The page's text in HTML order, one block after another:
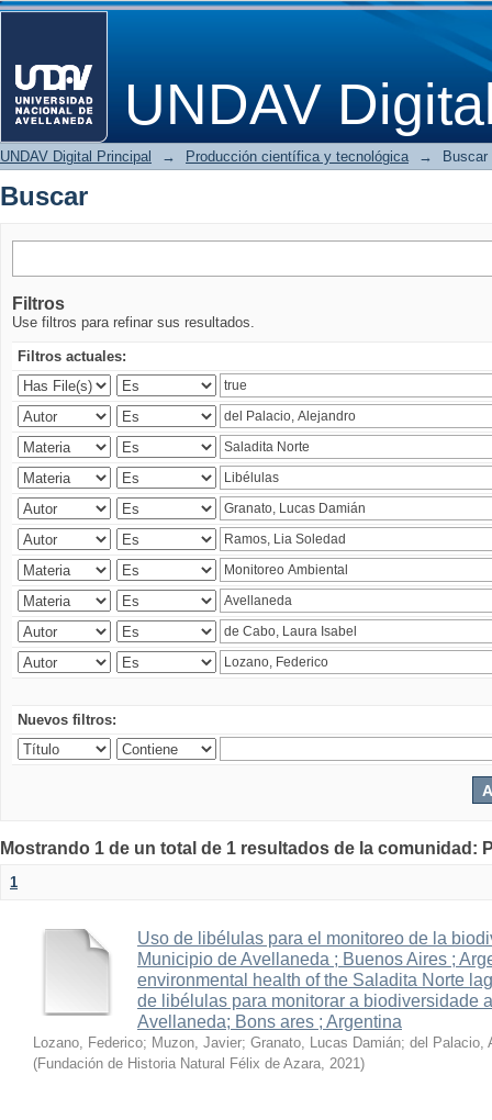
UNDAV
Buscar
UNDAV Digital Principal → Producción científica y tecnológica → Buscar
Buscar
Filtros
Use filtros para refinar sus resultados.
Filtros actuales:
Nuevos filtros:
Mostrando 1 de un total de 1 resultados de la
1
Uso de libélulas para el monitoreo de la
Municipio de Avellaneda ; Buenos Aires ;
environmental health of the Saladita Norte
de libélulas para monitorar a biodiversidade
Avellaneda; Bons ares ; Argentina
Lozano, Federico; Muzon, Javier; Granato, Lucas Damián; del Palacio,
(Fundación de Historia Natural Félix de Azara, 2021)